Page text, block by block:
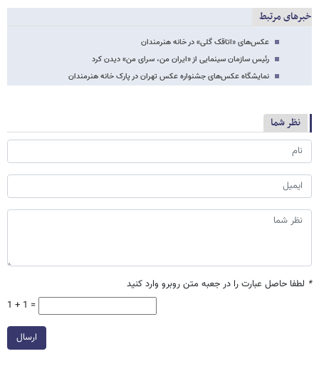
خبرهای مرتبط
عکس‌های «اتاقک گلی» در خانه هنرمندان
رئیس سازمان سینمایی از «ایران من، سرای من» دیدن کرد
نمایشگاه عکس‌های جشنواره عکس تهران در پارک خانه هنرمندان
نظر شما
* لطفا حاصل عبارت را در جعبه متن روبرو وارد کنید
1 + 1 =
ارسال